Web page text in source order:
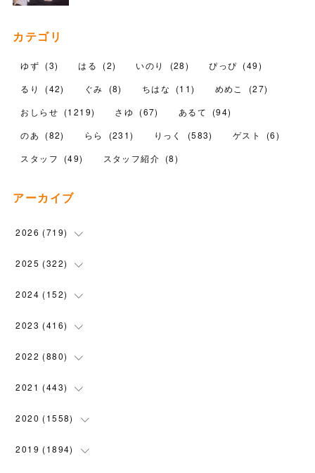
カテゴリ
ゆず (3) はる (2) いのり (28) ぴっぴ (49)
るり
(42) ぐみ (8) ちはな (11) めめこ (27)
おしらせ (1219) さゆ (67) あるて (94)
のあ
(82) らら (231) りっく (583) ゲスト (6)
スタッフ
(49) スタッフ紹介 (8)
アーカイブ
2026 (719)
(12)
(102
( 110
( 119
2025 (322)
(90)
( 100
(74)
( 4 )
2024 (152)
(5 )
(5)
( 7 )
( 6 )
2023 (416)
(28)
( 58)
( 45)
( 69 )
2022 (880)
(31)
(64)
(76 )
2021 (443)
(54)
(91)
2020 (1558)
(107)
2019 (1894)